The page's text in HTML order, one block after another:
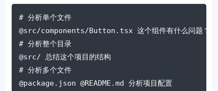
# 分析单个文件
@src/components/Button.tsx 这个组件有什么问题？
# 分析整个目录
@src/ 总结这个项目的结构
# 分析多个文件
@package.json @README.md 分析项目配置